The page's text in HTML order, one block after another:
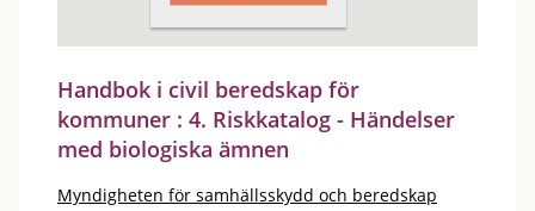
Handbok i civil beredskap för
kommuner : 4. Riskkatalog - Händelser
med biologiska ämnen
Myndigheten för samhällsskydd och beredskap